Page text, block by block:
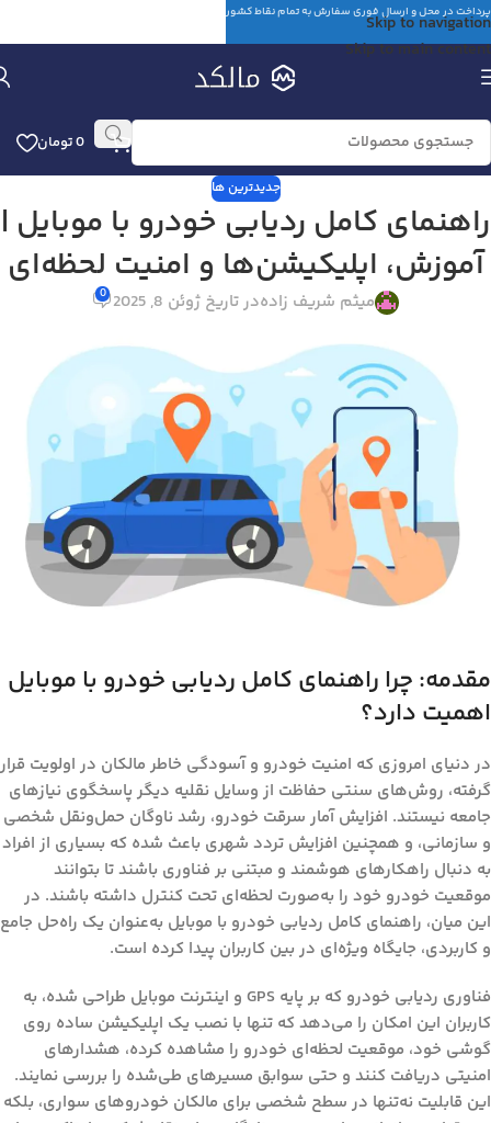
Skip to navigation
Skip to main content
0تومان
جدیدترین ها
راهنمای کامل ردیابی خودرو با موبایل |
آموزش، اپلیکیشن‌ها و امنیت لحظه‌ای
میثم شریف زادهدر تاریخ ژوئن 8, 2025 0
مقدمه: چرا راهنمای کامل ردیابی خودرو با موبایل
اهمیت دارد؟
در دنیای امروزی که امنیت خودرو و آسودگی خاطر مالکان در اولویت قرار
گرفته، روش‌های سنتی حفاظت از وسایل نقلیه دیگر پاسخگوی نیازهای
جامعه نیستند. افزایش آمار سرقت خودرو، رشد ناوگان حمل‌ونقل شخصی
و سازمانی، و همچنین افزایش تردد شهری باعث شده که بسیاری از افراد
به دنبال راهکارهای هوشمند و مبتنی بر فناوری باشند تا بتوانند
موقعیت خودرو خود را به‌صورت لحظه‌ای تحت کنترل داشته باشند. در
این میان، راهنمای کامل ردیابی خودرو با موبایل به‌عنوان یک راه‌حل جامع
و کاربردی، جایگاه ویژه‌ای در بین کاربران پیدا کرده است.
فناوری ردیابی خودرو که بر پایه GPS و اینترنت موبایل طراحی شده، به
کاربران این امکان را می‌دهد که تنها با نصب یک اپلیکیشن ساده روی
گوشی خود، موقعیت لحظه‌ای خودرو را مشاهده کرده، هشدارهای
امنیتی دریافت کنند و حتی سوابق مسیرهای طی‌شده را بررسی نمایند.
این قابلیت نه‌تنها در سطح شخصی برای مالکان خودروهای سواری، بلکه
پرداخت در محل و ارسال فوری سفارش به تمام نقاط کشور